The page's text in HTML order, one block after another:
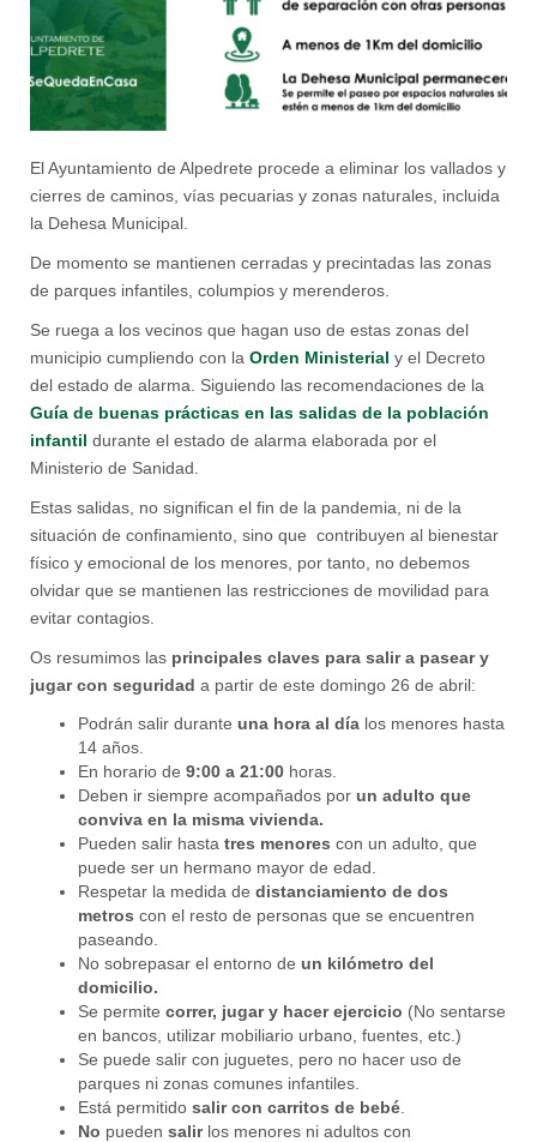
El Ayuntamiento de Alpedrete procede a eliminar los vallados y
cierres de caminos, vías pecuarias y zonas naturales, incluida
la Dehesa Municipal.
De momento se mantienen cerradas y precintadas las zonas
de parques infantiles, columpios y merenderos.
Se ruega a los vecinos que hagan uso de estas zonas del
municipio cumpliendo con la Orden Ministerial y el Decreto
del estado de alarma. Siguiendo las recomendaciones de la
Guía de buenas prácticas en las salidas de la población
infantil durante el estado de alarma elaborada por el
Ministerio de Sanidad.
Estas salidas, no significan el fin de la pandemia, ni de la
situación de confinamiento, sino que contribuyen al bienestar
físico y emocional de los menores, por tanto, no debemos
olvidar que se mantienen las restricciones de movilidad para
evitar contagios.
Os resumimos las principales claves para salir a pasear y
jugar con seguridad a partir de este domingo 26 de abril:
Podrán salir durante una hora al día los menores hasta
14 años.
En horario de 9:00 a 21:00 horas.
Deben ir siempre acompañados por un adulto que
conviva en la misma vivienda.
Pueden salir hasta tres menores con un adulto, que
puede ser un hermano mayor de edad.
Respetar la medida de distanciamiento de dos
metros con el resto de personas que se encuentren
paseando.
No sobrepasar el entorno de un kilómetro del
domicilio.
Se permite correr, jugar y hacer ejercicio (No sentarse
en bancos, utilizar mobiliario urbano, fuentes, etc.)
Se puede salir con juguetes, pero no hacer uso de
parques ni zonas comunes infantiles.
Está permitido salir con carritos de bebé
No pueden salirlos menores ni adultos con